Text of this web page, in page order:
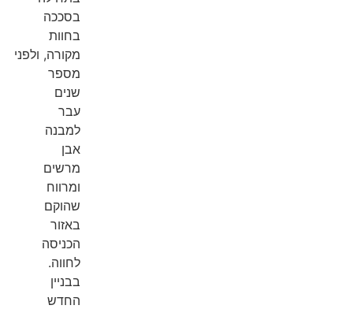
בסככה
בחוות
מקורה, ולפני
מספר
שנים
עבר
למבנה
אבן
מרשים
ומרווח
שהוקם
באזור
הכניסה
לחווה.
בבניין
החדש